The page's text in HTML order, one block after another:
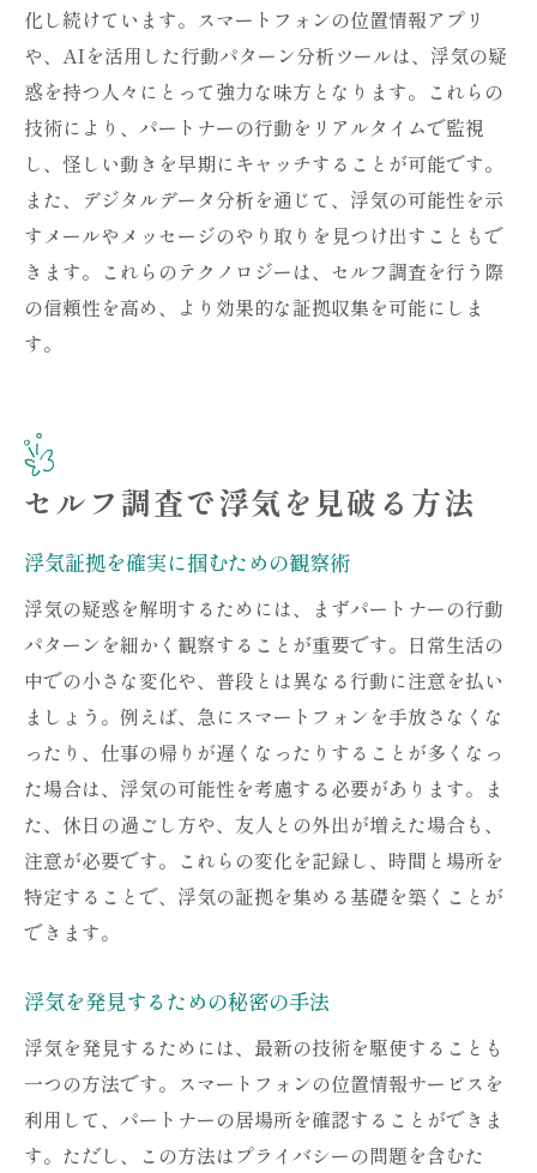
化し続けています。スマートフォンの位置情報アプリ
や、AIを活用した行動パターン分析ツールは、浮気の疑
惑を持つ人々にとって強力な味方となります。これらの
技術により、パートナーの行動をリアルタイムで監視
し、怪しい動きを早期にキャッチすることが可能です。
また、デジタルデータ分析を通じて、浮気の可能性を示
すメールやメッセージのやり取りを見つけ出すこともで
きます。これらのテクノロジーは、セルフ調査を行う際
の信頼性を高め、より効果的な証拠収集を可能にしま
す。
セルフ調査で浮気を見破る方法
浮気証拠を確実に掴むための観察術
浮気の疑惑を解明するためには、まずパートナーの行動
パターンを細かく観察することが重要です。日常生活の
中での小さな変化や、普段とは異なる行動に注意を払い
ましょう。例えば、急にスマートフォンを手放さなくな
ったり、仕事の帰りが遅くなったりすることが多くなっ
た場合は、浮気の可能性を考慮する必要があります。ま
た、休日の過ごし方や、友人との外出が増えた場合も、
注意が必要です。これらの変化を記録し、時間と場所を
特定することで、浮気の証拠を集める基礎を築くことが
できます。
浮気を発見するための秘密の手法
浮気を発見するためには、最新の技術を駆使することも
一つの方法です。スマートフォンの位置情報サービスを
利用して、パートナーの居場所を確認することができま
す。ただし、この方法はプライバシーの問題を含むた